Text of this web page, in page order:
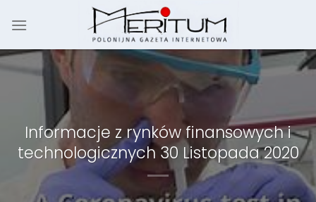
Informacje z rynków finansowych i
technologicznych 30 Listopada 2020